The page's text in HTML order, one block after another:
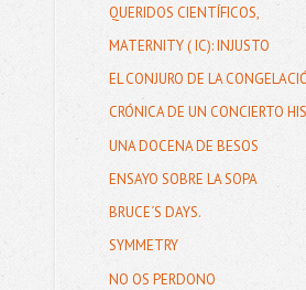
QUERIDOS CIENTÍFICOS,
MATERNITY ( IC): INJUSTO
EL CONJURO DE LA
CRÓNICA DE UN CONCIERTO
UNA DOCENA DE BESOS
ENSAYO SOBRE LA SOPA
BRUCE´S DAYS.
SYMMETRY
NO OS PERDONO